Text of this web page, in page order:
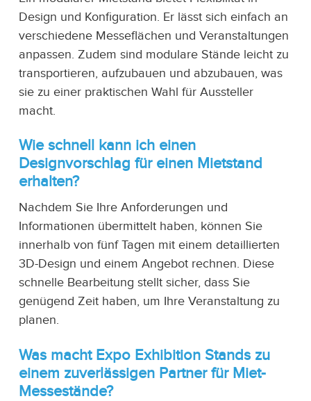
Design und Konfiguration. Er lässt sich einfach an
verschiedene Messeflächen und Veranstaltungen
anpassen. Zudem sind modulare Stände leicht zu
transportieren, aufzubauen und abzubauen, was
sie zu einer praktischen Wahl für Aussteller
macht.
Wie schnell kann ich einen
Designvorschlag für einen Mietstand
erhalten?
Nachdem Sie Ihre Anforderungen und
Informationen übermittelt haben, können Sie
innerhalb von fünf Tagen mit einem detaillierten
3D-Design und einem Angebot rechnen. Diese
schnelle Bearbeitung stellt sicher, dass Sie
genügend Zeit haben, um Ihre Veranstaltung zu
planen.
Was macht Expo Exhibition Stands zu
einem zuverlässigen Partner für Miet-
Messestände?